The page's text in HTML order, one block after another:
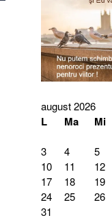
august 2026
L Ma Mi
3
4 5
10
11 12
17
18 19
24
25 26
31